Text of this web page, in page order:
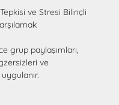
ve Stresi Bilinçli
grup paylaşımları,
ve